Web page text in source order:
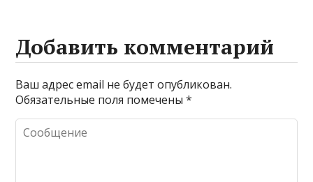
Добавить комментарий
Ваш адрес email не будет опубликован.
Обязательные поля помечены*